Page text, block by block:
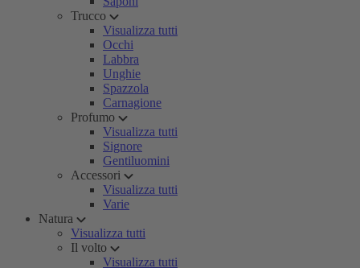
Trucco
Visualizza tutti
Occhi
Labbra
Unghie
Spazzola
Carnagione
Profumo
Visualizza tutti
Signore
Gentiluomini
Accessori
Visualizza tutti
Varie
Natura
Visualizza tutti
Il volto
Visualizza tutti